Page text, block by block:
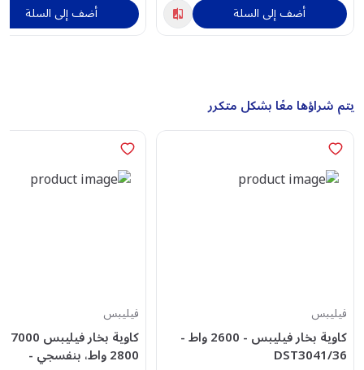
أضف إلى السلة أضف إلى السلة
يتم شراؤها معًا بشكل متكرر
فيليبس
كاوية بخار فيليبس - 2600 واط -
DST3041/36
فيليبس
2800 واط، بنفسجي -